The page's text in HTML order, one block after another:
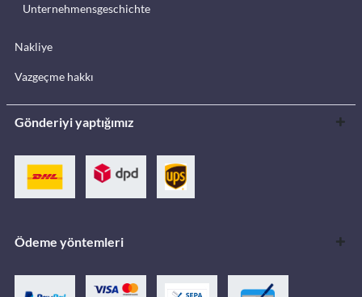
Unternehmensgeschichte
Nakliye
Vazgeçme hakkı
Gönderiyi yaptığımız
Ödeme yöntemleri